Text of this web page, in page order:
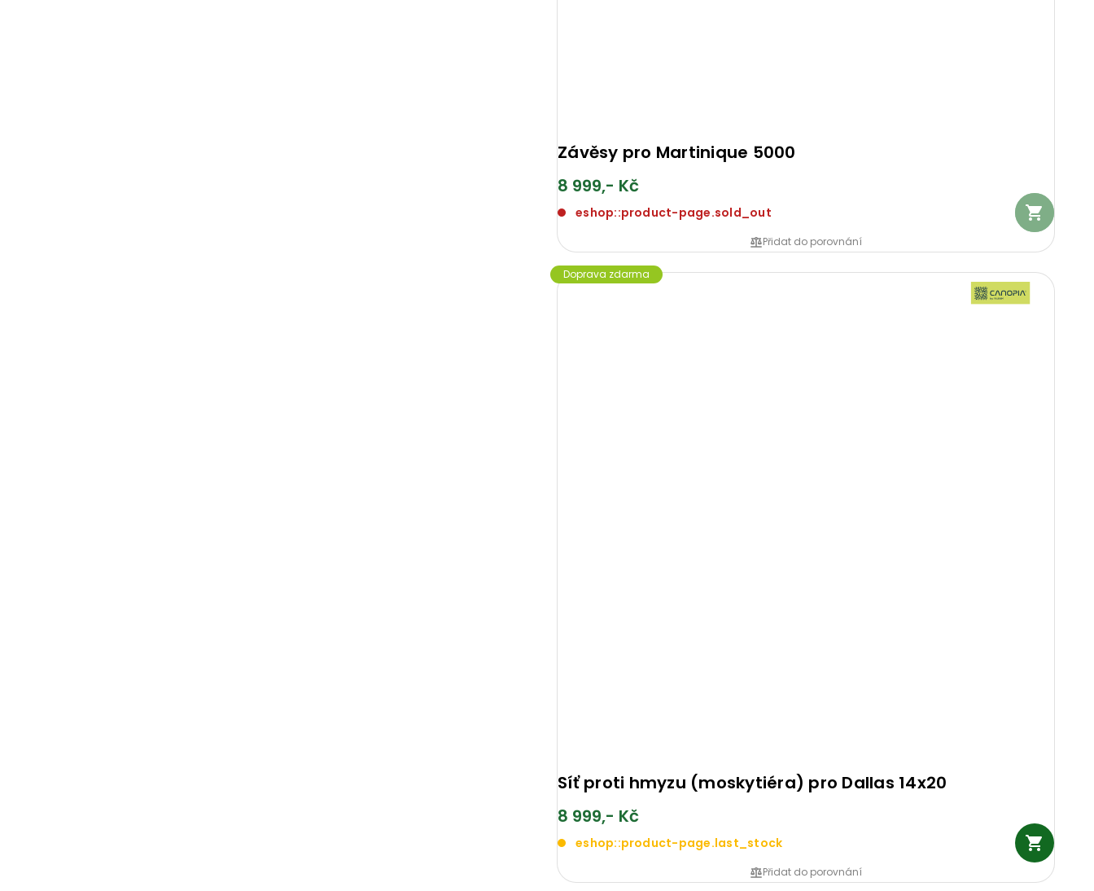
Závěsy pro Martinique 5000
8 999,- Kč
eshop::product-page.sold_out
Přidat do porovnání
Doprava zdarma
Síť proti hmyzu (moskytiéra) pro Dallas 14x20
8 999,- Kč
eshop::product-page.last_stock
Přidat do porovnání